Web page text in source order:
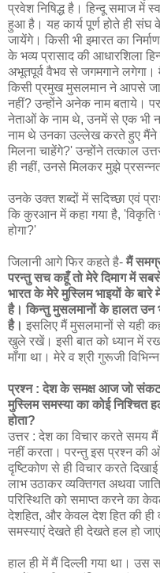
प्रवेश निषिद्ध है। हिन्दू समाज में
हुआ है। यह कार्य पूर्ण होते ही संघ
जायेंगे। किसी भी इमारत का
के भव्य प्रासाद की आधारशिला
अभूतपूर्व वैभव से जगमगाने लगेगा।
किसी प्रमुख मुसलमान ने आपसे
नहीं? उन्होंने अनेक नाम बताये।
नेताओं के नाम थे, उनमें से एक भी
नाम थे उनका उल्लेख करते हुए मैंने
मिलना चाहेंगे?' उन्होंने तत्काल
ही नहीं, उनसे मिलकर मुझे
उनके उक्त शब्दों में सदिच्छा एवं
कि कुरआन में कहा गया है, 'विकृति
होगा?'
जिलानी आगे फिर कहते है-मैं
परन्तु सच कहूँ तो मेरे दिमाग में
भारत के मेरे मुस्लिम भाइयों के
है। किन्तु मुसलमानों के हालत उन
है। इसलिए मैं मुसलमानों से यही
खुले रखें। इसी बात को ध्यान में
माँगा था। मेरे व श्री गुरूजी
प्रश्न : देश के समक्ष आज जो संकट
मुस्लिम समस्या का कोई निश्चित
होता?
उत्तर : देश का विचार करते समय
नहीं करता। परन्तु इस प्रश्न
दृष्टिकोण से ही विचार करते
लाभ उठाकर व्यक्तिगत अथवा
परिस्थिति को समाप्त करने का
देशहित, और केवल देश हित की ही
समस्याएं देखते ही देखते हल हो
हाल ही में मैं दिल्ली गया था।